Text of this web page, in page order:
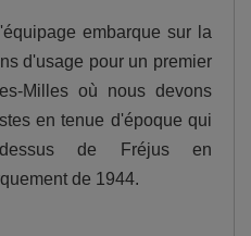
embarque sur la
d'usage pour un premier
Milles où nous devons
en tenue d'époque qui
de Fréjus en
de 1944.